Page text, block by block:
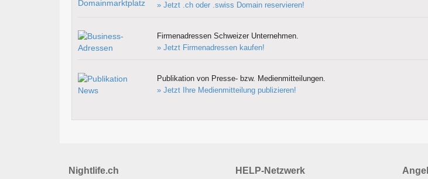
» Jetzt .ch oder .swiss Domain reservieren!
Firmenadressen Schweizer Unternehmen.
» Jetzt Firmenadressen kaufen!
Publikation von Presse- bzw. Medienmitteilungen.
» Jetzt Ihre Medienmitteilung publizieren!
Nightlife.ch HELP-Netzwerk